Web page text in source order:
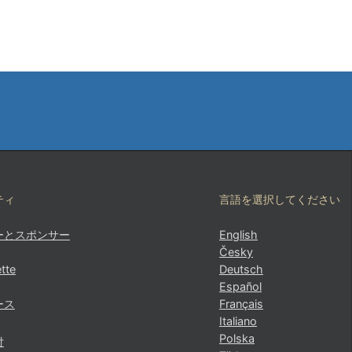
とスポンサー
ス
言語を選択してください
English
Česky
Deutsch
Español
Français
Italiano
Polska